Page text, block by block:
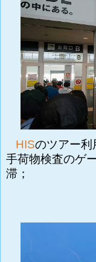
HISのツアー利
手荷物検査のゲ
滞；